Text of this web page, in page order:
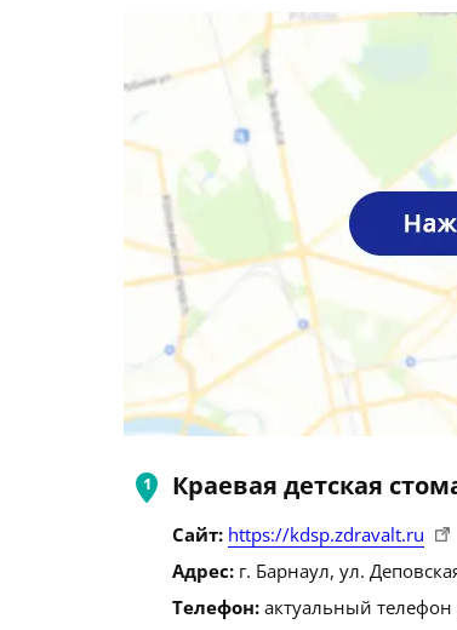
Краевая детская
Сайт: https://kdsp.zdravalt.ru
Адрес: г. Барнаул, ул.
Телефон: актуальный телефон